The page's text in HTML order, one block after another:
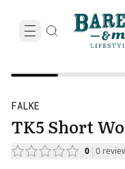
FALKE
TK5 Short
0 0